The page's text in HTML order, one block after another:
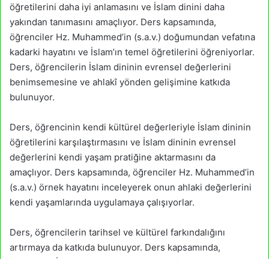
öğretilerini daha iyi anlamasını ve İslam dinini daha
yakından tanımasını amaçlıyor. Ders kapsamında,
öğrenciler Hz. Muhammed’in (s.a.v.) doğumundan vefatına
kadarki hayatını ve İslam’ın temel öğretilerini öğreniyorlar.
Ders, öğrencilerin İslam dininin evrensel değerlerini
benimsemesine ve ahlakî yönden gelişimine katkıda
bulunuyor.
Ders, öğrencinin kendi kültürel değerleriyle İslam dininin
öğretilerini karşılaştırmasını ve İslam dininin evrensel
değerlerini kendi yaşam pratiğine aktarmasını da
amaçlıyor. Ders kapsamında, öğrenciler Hz. Muhammed’in
(s.a.v.) örnek hayatını inceleyerek onun ahlaki değerlerini
kendi yaşamlarında uygulamaya çalışıyorlar.
Ders, öğrencilerin tarihsel ve kültürel farkındalığını
artırmaya da katkıda bulunuyor. Ders kapsamında,